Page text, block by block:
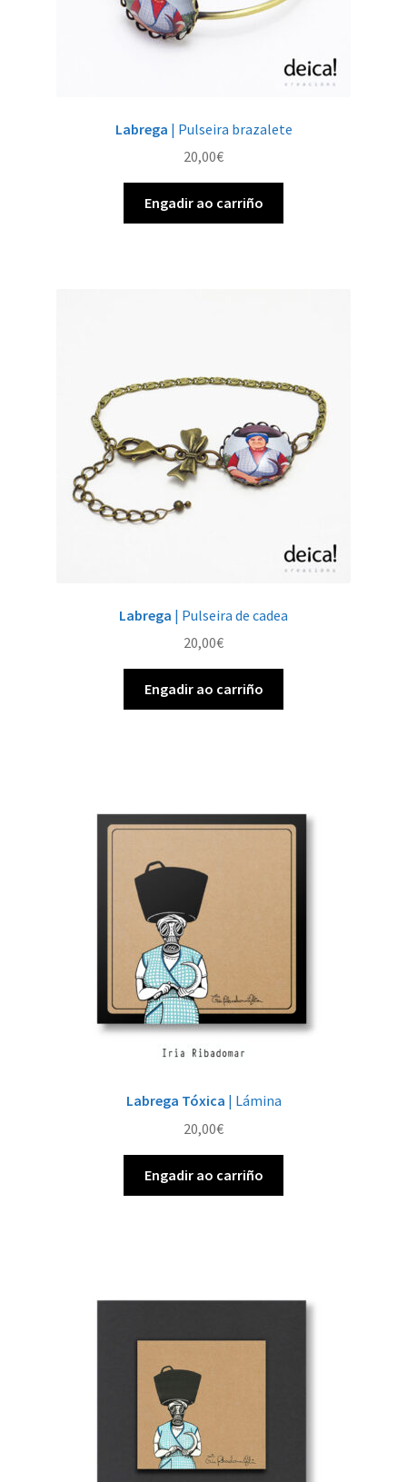
Labrega | Pulseira brazalete
20,00€
Engadir ao carriño
Labrega | Pulseira de cadea
20,00€
Engadir ao carriño
Labrega Tóxica | Lámina
20,00€
Engadir ao carriño